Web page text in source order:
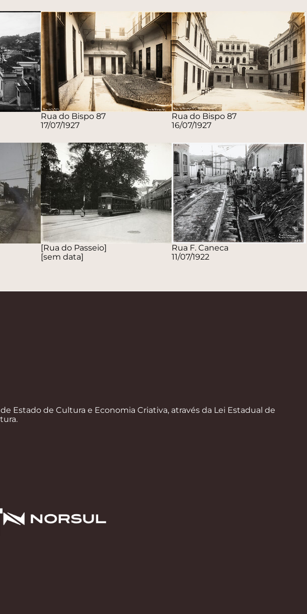
Rua do Bispo 87
17/07/1927
Rua do Bispo 87
16/07/1927
[Rua do Passeio]
[sem data]
Rua F. Caneca
11/07/1922
Estado de Cultura e Economia Criativa, através da Lei Estadual de